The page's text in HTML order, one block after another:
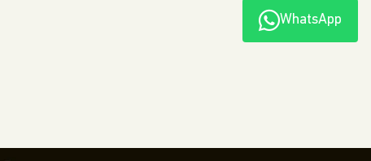
WhatsApp